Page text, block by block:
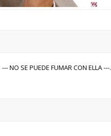
SE PUEDE FUMAR CON ELLA ---.